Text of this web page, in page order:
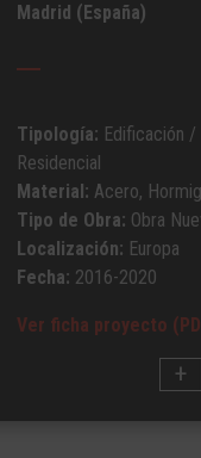
Madrid (España)
Tipología: Edificación /
Residencial
Material: Acero,
Tipo de Obra: Obra
Localización: Europa
Fecha: 2016-2020
Ver ficha proyecto